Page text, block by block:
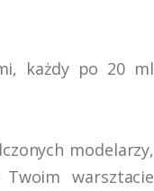
każdy po 20 ml
modelarzy,
warsztacie